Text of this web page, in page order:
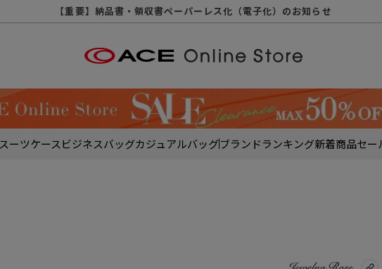
【重要】令和８年熊本地震に伴う配送への影響について
【重要】納品書・領収書ペーパーレス化（電子化）のお知らせ
【重要】天候不良や交通状況・物量増等に伴う配送への影響について
【重要】悪質な詐欺サイトにご注意ください
【重要】各種メールが届かない場合に関しまして
【重要】お問い合わせのご対応に関しまして
【重要】SNSのなりすまし詐欺にご注意ください
スーツケースビジネスバッグカジュアルバッグブランドランキング新着商品セー